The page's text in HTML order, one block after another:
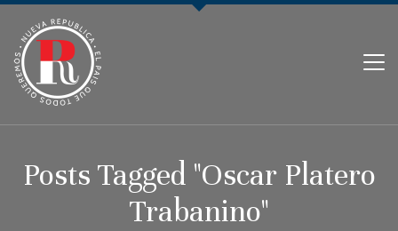
Posts Tagged "Oscar Platero
Trabanino"